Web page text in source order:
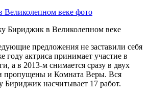
Бириджик в Великолепном веке
предложения не заставили себя
году актриса принимает участие в
а в 2013-м снимается сразу в двух
пропущены и Комната Веры. Вся
насчитывает 17 работ.